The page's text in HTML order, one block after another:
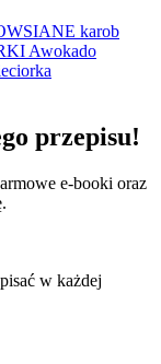
karob
Awokado
przepisu!
e-booki oraz
w każdej